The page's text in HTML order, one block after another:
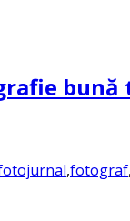
,fotograf,